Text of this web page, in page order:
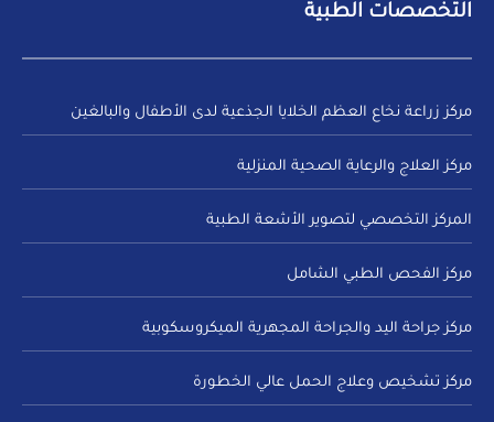
التخصصات الطبية
مركز زراعة نخاع العظم الخلايا الجذعية لدى الأطفال والبالغين
مركز العلاج والرعاية الصحية المنزلية
المركز التخصصي لتصوير الأشعة الطبية
مركز الفحص الطبي الشامل
مركز جراحة اليد والجراحة المجهرية الميكروسكوبية
مركز تشخيص وعلاج الحمل عالي الخطورة